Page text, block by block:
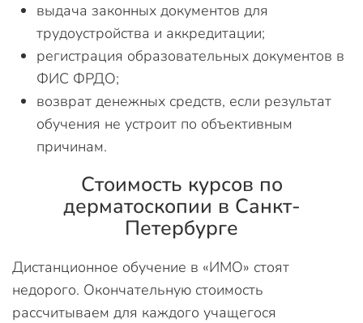
выдача законных документов для
трудоустройства и аккредитации;
регистрация образовательных документов в
ФИС ФРДО;
возврат денежных средств, если результат
обучения не устроит по объективным
причинам.
Стоимость курсов по
дерматоскопии в Санкт-
Петербурге
Дистанционное обучение в «ИМО» стоят
недорого. Окончательную стоимость
рассчитываем для каждого учащегося